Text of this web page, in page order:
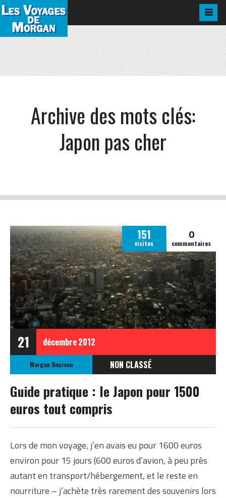
Archive des mots clés:
Japon pas cher
21 décembre2012
151
visites
0
commentaires
Morgan Bourven NON CLASSÉ
Guide pratique : le Japon pour 1500
euros tout compris
Lors de mon voyage, j’en avais eu pour 1600 euros
environ pour 15 jours (600 euros d’avion, à peu près
autant en transport/hébergement, et le reste en
nourriture – j’achète très rarement des souvenirs lors